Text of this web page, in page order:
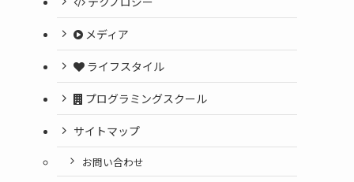
メディア
ライフスタイル
プログラミングスクール
サイトマップ
お問い合わせ